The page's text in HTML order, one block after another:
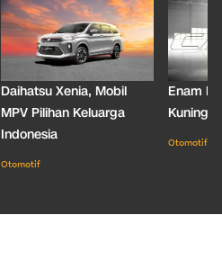
Daihatsu Xenia, Mobil
MPV Pilihan Keluarga
Indonesia
Otomotif
Enam
Kuning
Otomotif